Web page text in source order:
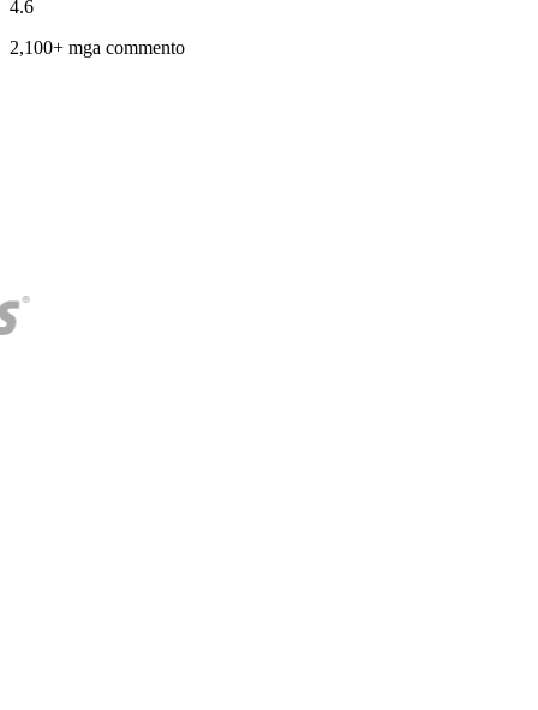
4.6
2,100+ mga commento